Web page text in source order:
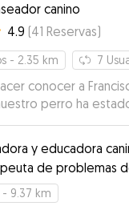
canino
4.9 (41 Reservas)
- 2.35 km 7
conocer a
perro ha
seguro”
y educadora
de problemas
caninos. Paseadora.
- 9.37 km